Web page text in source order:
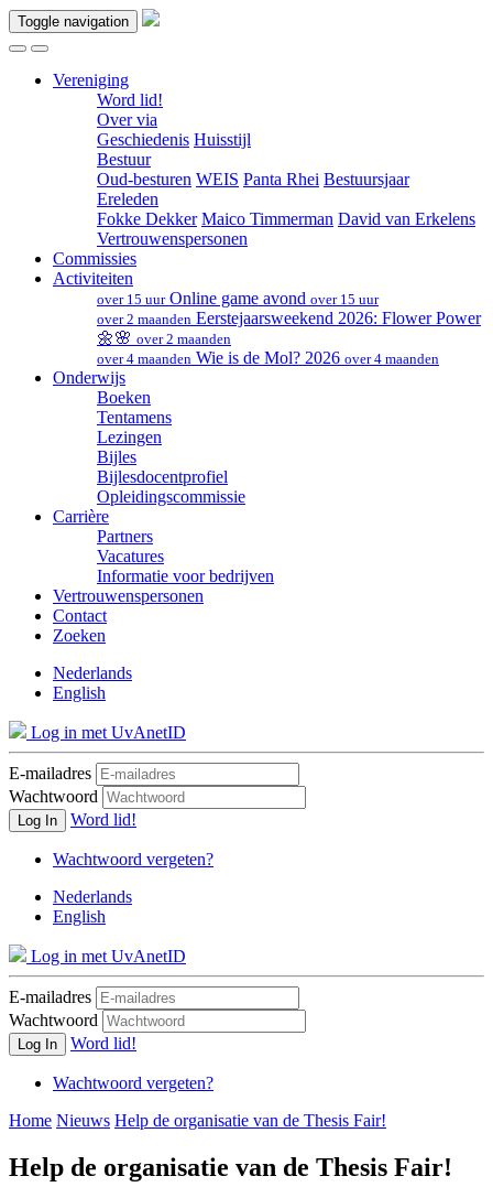
Toggle navigation
Vereniging
Word lid!
Over via
Geschiedenis Huisstijl
Bestuur
Oud-besturen WEIS Panta Rhei Bestuursjaar
Ereleden
Fokke Dekker Maico Timmerman David van Erkelens
Vertrouwenspersonen
Commissies
Activiteiten
over 15 uurOnline game avond over 15 uur
over 2 maanden Eerstejaarsweekend 2026: Flower Power
🌼🌸 over 2 maanden
over 4 maanden Wie is de Mol? 2026 over 4 maanden
Onderwijs
Boeken
Tentamens
Lezingen
Bijles
Bijlesdocentprofiel
Opleidingscommissie
Carrière
Partners
Vacatures
Informatie voor bedrijven
Vertrouwenspersonen
Contact
Zoeken
Nederlands
English
Log in met UvAnetID
E-mailadres
Wachtwoord
Log In Word lid!
Wachtwoord vergeten?
Nederlands
English
Log in met UvAnetID
E-mailadres
Wachtwoord
Log In Word lid!
Wachtwoord vergeten?
Home Nieuws Help de organisatie van de Thesis Fair!
Help de organisatie van de Thesis Fair!